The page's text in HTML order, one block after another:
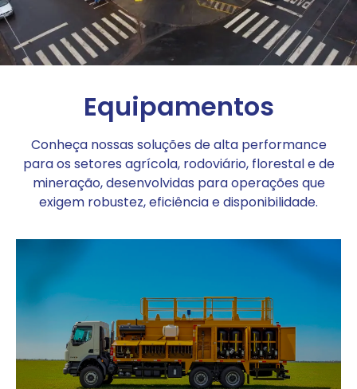
Equipamentos
Conheça nossas soluções de alta performance
para os setores agrícola, rodoviário, florestal e de
mineração, desenvolvidas para operações que
exigem robustez, eficiência e disponibilidade.
APOIO
Veja mais